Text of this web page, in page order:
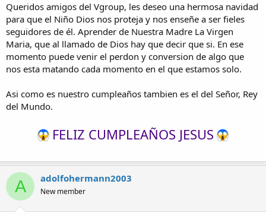
Queridos amigos del Vgroup, les deseo una hermosa navidad
para que el Niño Dios nos proteja y nos enseñe a ser fieles
seguidores de él. Aprender de Nuestra Madre La Virgen
Maria, que al llamado de Dios hay que decir que si. En ese
momento puede venir el perdon y conversion de algo que
nos esta matando cada momento en el que estamos solo.
Asi como es nuestro cumpleaños tambien es el del Señor, Rey
del Mundo.
FELIZ CUMPLEAÑOS JESUS
A adolfohermann2003
New member